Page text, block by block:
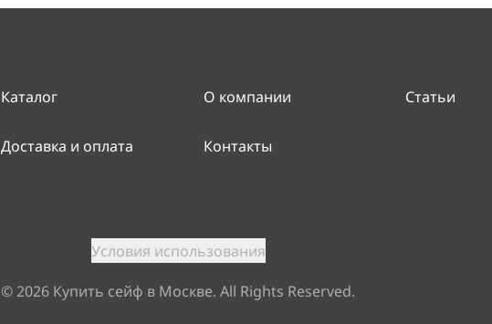
Каталог О компании Статьи
Доставка и оплата Контакты
Условия использования
©2026 Купить сейф в Москве. All Rights Reserved.